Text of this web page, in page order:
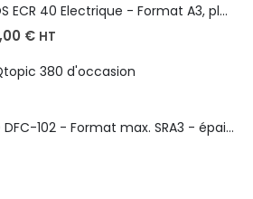
CYKLOS ECR 40 Electrique - Format A3, plusieurs unités coupe
€ HT
380 d'occasion
DUPLO DFC-102 - Format max. SRA3 - épaisseur de 50 à 130g/m